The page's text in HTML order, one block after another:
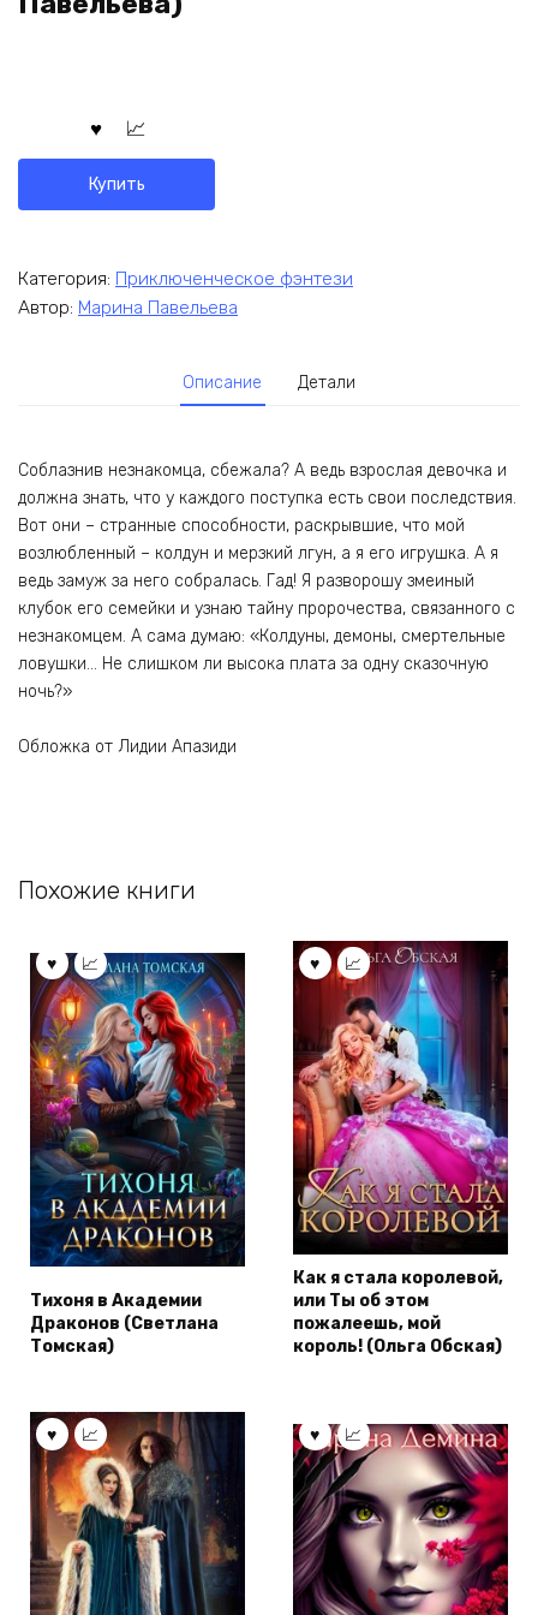
Купить
Категория: Приключенческое фэнтези
Автор: Марина Павельева
Описание Детали
Соблазнив незнакомца, сбежала? А ведь взрослая девочка и
должна знать, что у каждого поступка есть свои последствия.
Вот они – странные способности, раскрывшие, что мой
возлюбленный – колдун и мерзкий лгун, а я его игрушка. А я
ведь замуж за него собралась. Гад! Я разворошу змеиный
клубок его семейки и узнаю тайну пророчества, связанного с
незнакомцем. А сама думаю: «Колдуны, демоны, смертельные
ловушки… Не слишком ли высока плата за одну сказочную
ночь?»
Обложка от Лидии Апазиди
Похожие книги
Тихоня в Академии
Драконов (Светлана
Томская)
Как я стала королевой,
или Ты об этом
пожалеешь, мой
король! (Ольга Обская)